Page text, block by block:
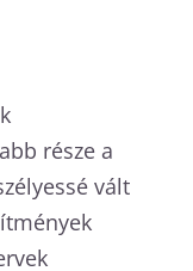
része a
vált